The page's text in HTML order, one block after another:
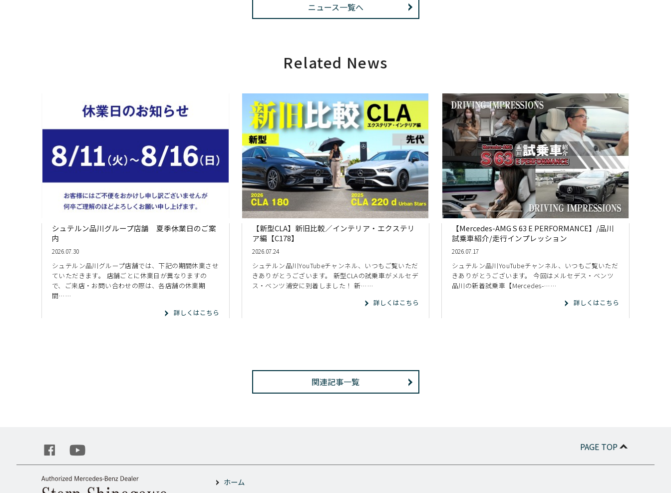
ニュース一覧へ
Related News
シュテルン品川グループ店舗 夏季休業日のご案
内
2026.07.30
シュテルン品川グループ店舗では、下記の期間休業させ
ていただきます。 店舗ごとに休業日が異なりますの
で、ご来店・お問い合わせの際は、各店舗の休業期
間……
詳しくはこちら
【新型CLA】新旧比較／インテリア・エクステリ
ア編【C178】
2026.07.24
シュテルン品川YouTubeチャンネル、いつもご覧いただ
きありがとうございます。 新型CLAの試乗車がメルセデ
ス・ベンツ浦安に到着しました！ 新……
詳しくはこちら
【Mercedes-AMG S 63 E PERFORMANCE】/品川
試乗車紹介/走行インプレッション
2026.07.17
シュテルン品川YouTubeチャンネル、いつもご覧いただ
きありがとうございます。 今回はメルセデス・ベンツ
品川の新着試乗車【Mercedes-……
詳しくはこちら
関連記事一覧
PAGE TOP
ホーム